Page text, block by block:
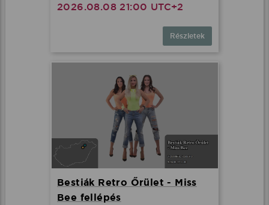
2026.08.08 21:00 UTC+2
Részletek
Bestiák Retro Őrület - Miss
Bee fellépés